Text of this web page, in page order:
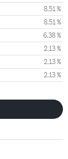
8,51 %
8,51 %
6,38 %
2,13 %
2,13 %
2,13 %